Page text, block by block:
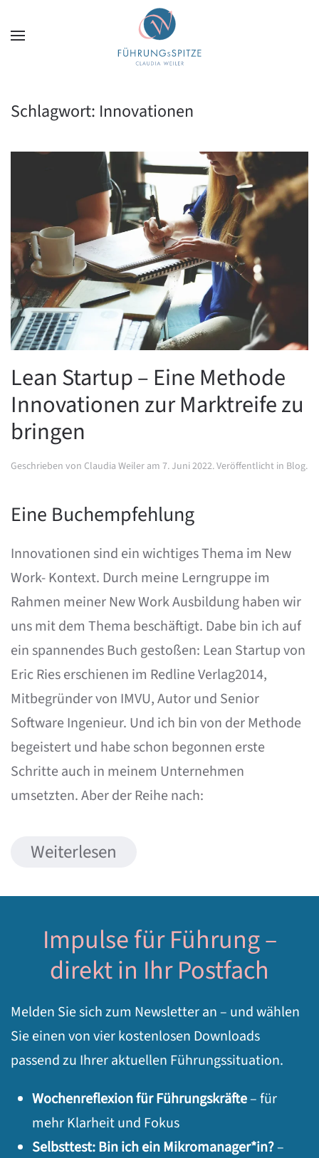
Zum Hauptinhalt springen
Schlagwort: Innovationen
Lean Startup – Eine Methode
Innovationen zur Marktreife zu
bringen
Geschrieben von Claudia Weiler am 7. Juni 2022. Veröffentlicht in Blog.
Eine Buchempfehlung
Innovationen sind ein wichtiges Thema im New
Work- Kontext. Durch meine Lerngruppe im
Rahmen meiner New Work Ausbildung haben wir
uns mit dem Thema beschäftigt. Dabe bin ich auf
ein spannendes Buch gestoßen: Lean Startup von
Eric Ries erschienen im Redline Verlag2014,
Mitbegründer von IMVU, Autor und Senior
Software Ingenieur. Und ich bin von der Methode
begeistert und habe schon begonnen erste
Schritte auch in meinem Unternehmen
umsetzten. Aber der Reihe nach:
Weiterlesen
Impulse für Führung –
direkt in Ihr Postfach
Melden Sie sich zum Newsletter an – und wählen
Sie einen von vier kostenlosen Downloads
passend zu Ihrer aktuellen Führungssituation.
Wochenreflexion für Führungskräfte– für
mehr Klarheit und Fokus
Selbsttest: Bin ich ein Mikromanager*in?–